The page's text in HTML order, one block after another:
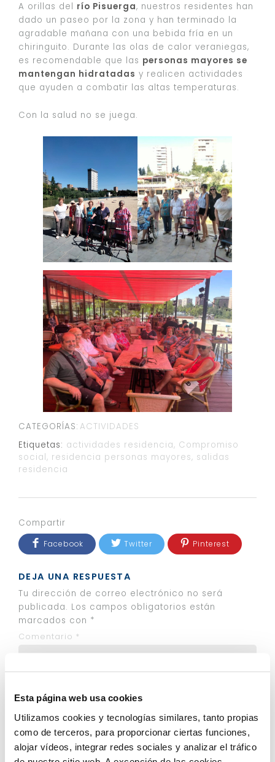
Esta página web usa cookies
Utilizamos cookies y tecnologías similares, tanto propias
como de terceros, para proporcionar ciertas funciones,
alojar vídeos, integrar redes sociales y analizar el tráfico
A orillas del río Pisuerga, nuestros residentes han
dado un paseo por la zona y han terminado la
agradable mañana con una bebida fría en un
chiringuito. Durante las olas de calor veraniegas,
es recomendable que las personas mayores se
mantengan hidratadas y realicen actividades
que ayuden a combatir las altas temperaturas.
Con la salud no se juega.
CATEGORÍAS: ACTIVIDADES
Etiquetas: actividades residencia, Compromiso
social, residencia personas mayores, salidas
residencia
Compartir
Facebook Twitter Pinterest
DEJA UNA RESPUESTA
Tu dirección de correo electrónico no será
publicada. Los campos obligatorios están
marcados con *
Comentario *
Nombre*